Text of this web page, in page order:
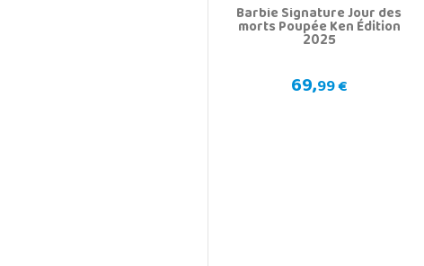
Barbie Signature Jour des
morts Poupée Ken Édition
2025
69,99 €